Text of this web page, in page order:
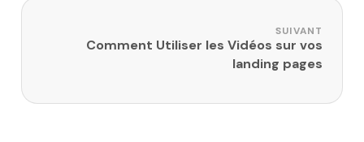
SUIVANT
Comment Utiliser les Vidéos sur vos
landing pages